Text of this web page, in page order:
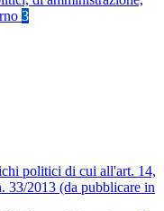
3
politici di cui all'art. 14,
33/2013 (da pubblicare in